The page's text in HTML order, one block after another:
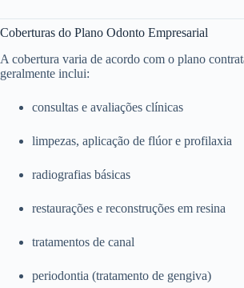
Coberturas do Plano Odonto Empresarial
A cobertura varia de acordo com o plano
geralmente inclui:
consultas e avaliações clínicas
limpezas, aplicação de flúor e profilaxia
radiografias básicas
restaurações e reconstruções em resina
tratamentos de canal
periodontia (tratamento de gengiva)